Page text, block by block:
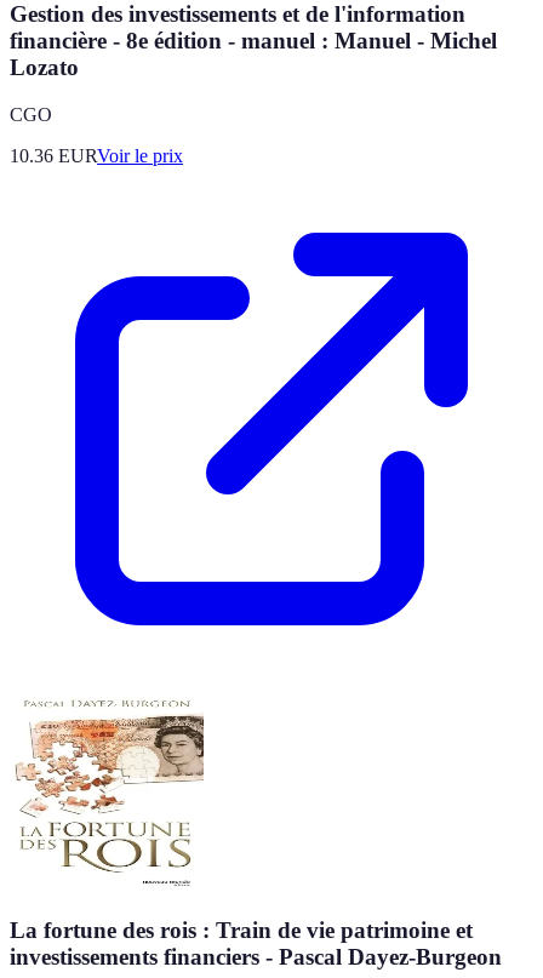
Gestion des investissements et de l'information
financière - 8e édition - manuel : Manuel - Michel
Lozato
CGO
10.36 EURVoir le prix
La fortune des rois : Train de vie patrimoine et
investissements financiers - Pascal Dayez-Burgeon